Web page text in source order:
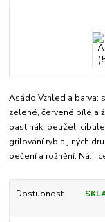
Asádo Vzhled a barva:
zelené, červené bílé a
pastinák, petržel,
grilování ryb a jiných
pečení a rožnění. Ná...
Dostupnost